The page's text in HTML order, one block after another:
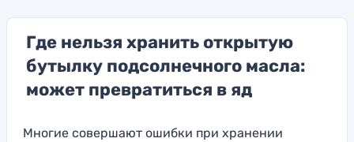
Где нельзя хранить открытую
бутылку подсолнечного масла:
может превратиться в яд
Многие совершают ошибки при хранении